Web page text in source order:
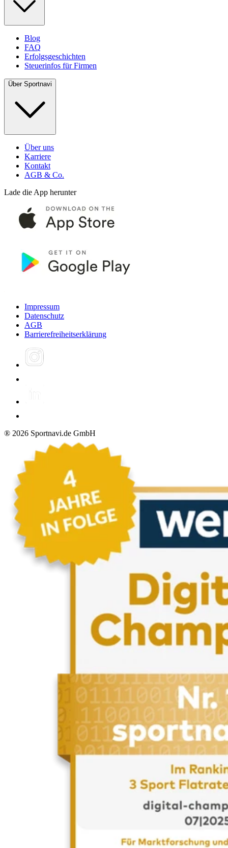
Blog
FAQ
Erfolgsgeschichten
Steuerinfos für Firmen
Über Sportnavi
Über uns
Karriere
Kontakt
AGB & Co.
Lade die App herunter
Impressum
Datenschutz
AGB
Barrierefreiheitserklärung
® 2026 Sportnavi.de GmbH